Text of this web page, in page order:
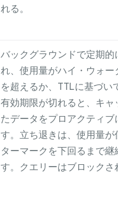
れる。
バックグラウンドで定期的
れ、使用量がハイ・ウォー
を超えるか、TTLに基づい
有効期限が切れると、キャ
たデータをプロアクティブ
す。立ち退きは、使用量が
ターマークを下回るまで継
す。クエリーはブロックさ